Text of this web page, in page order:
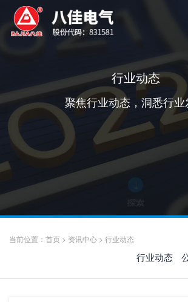
行业动态
聚焦行业动态，洞悉行业
当前位置： 首页 > 资讯中心 > 行业动态
行业动态